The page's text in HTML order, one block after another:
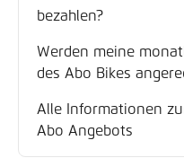
bezahlen?
Werden meine
des Abo Bikes
Alle Informationen
Abo Angebots